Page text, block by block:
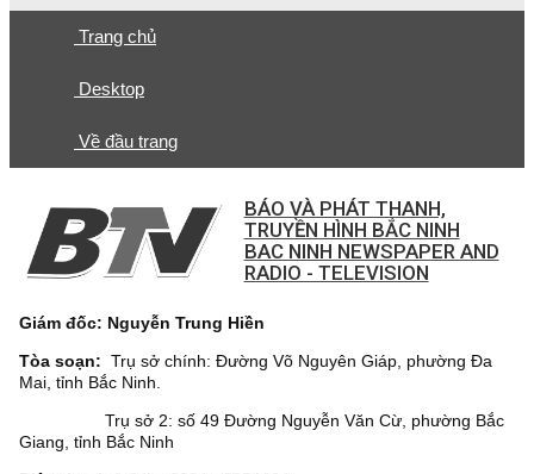
Trang chủ
Desktop
Về đầu trang
BÁO VÀ PHÁT THANH,
TRUYỀN HÌNH BẮC NINH
BAC NINH NEWSPAPER AND
RADIO - TELEVISION
Giám đốc: Nguyễn Trung Hiền
Tòa soạn: Trụ sở chính: Đường Võ Nguyên Giáp, phường Đa
Mai, tỉnh Bắc Ninh.
Trụ sở 2: số 49 Đường Nguyễn Văn Cừ, phường Bắc
Giang, tỉnh Bắc Ninh